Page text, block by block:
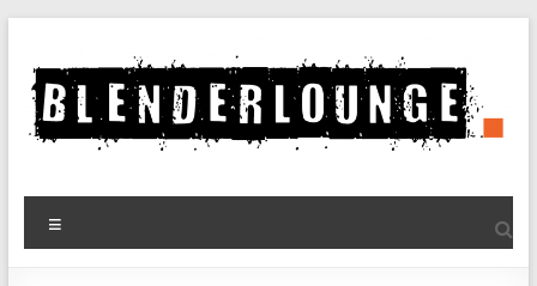
contenu
Blenderlounge
Le